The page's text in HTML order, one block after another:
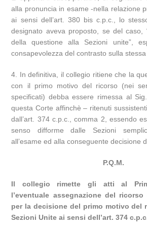
alla pronuncia in esame -nella relazione
ai sensi dell’art. 380 bis c.p.c., lo
designato aveva proposto, se del caso,
della questione alla Sezioni unite”,
consapevolezza del contrasto sulla stessa
4. In definitiva, il collegio ritiene che la
con il primo motivo del ricorso (nei
specificati) debba essere rimessa al
questa Corte affinchè – ritenuti
dall’art. 374 c.p.c., comma 2, essendo
senso difforme dalle Sezioni
all’esame ed alla conseguente decisione
P.Q.M.
Il collegio rimette gli atti al
l’eventuale assegnazione del
per la decisione del primo motivo del
Sezioni Unite ai sensi dell’art. 374